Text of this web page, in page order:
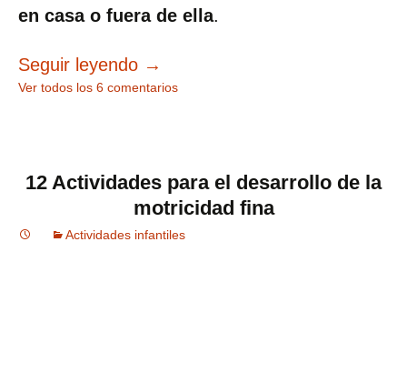
en casa o fuera de ella.
Seguir leyendo Actividades para celebrar el día
→
Ver todos los 6 comentarios
12 Actividades para el desarrollo de la
motricidad fina
Actividades infantiles